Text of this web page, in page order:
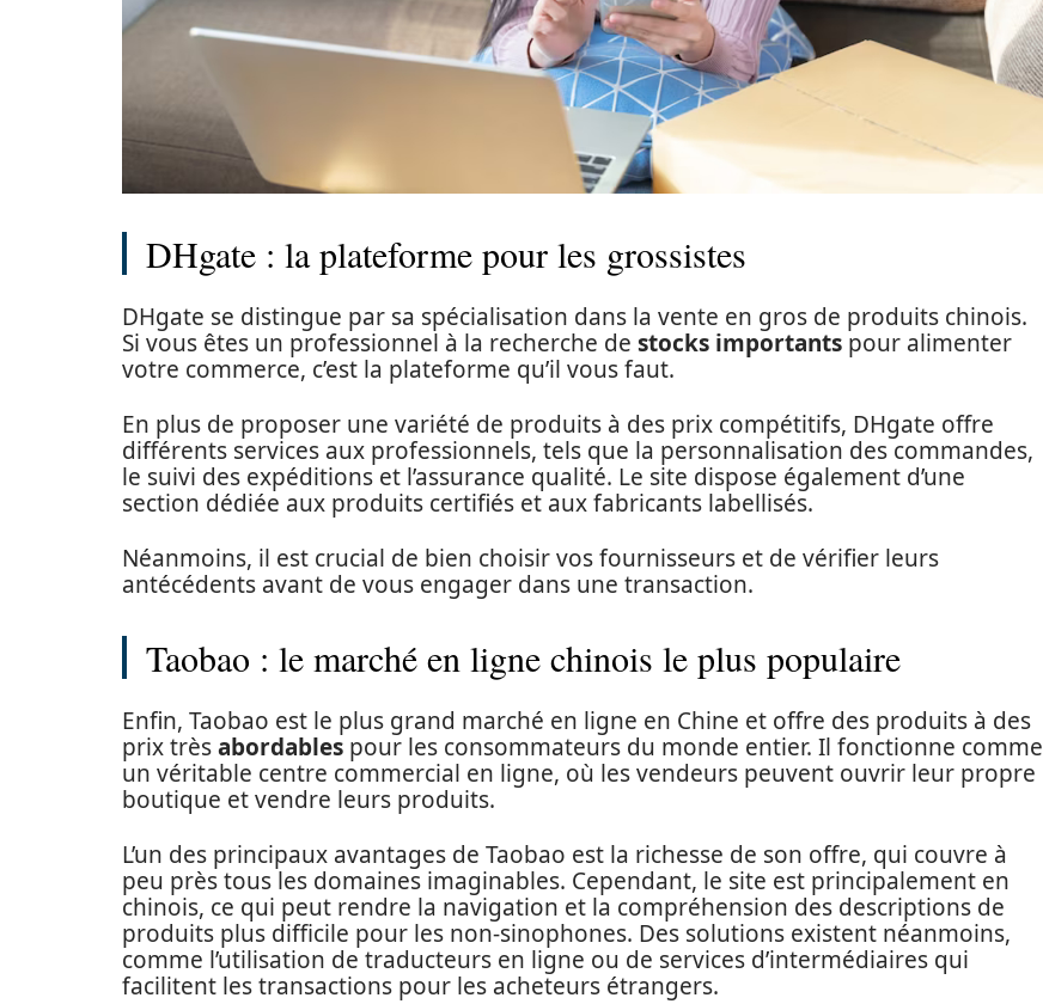
DHgate : la plateforme pour les grossistes
DHgate se distingue par sa spécialisation dans la vente en gros de produits chinois.
Si vous êtes un professionnel à la recherche de stocks importants pour alimenter
votre commerce, c’est la plateforme qu’il vous faut.
En plus de proposer une variété de produits à des prix compétitifs, DHgate offre
différents services aux professionnels, tels que la personnalisation des commandes,
le suivi des expéditions et l’assurance qualité. Le site dispose également d’une
section dédiée aux produits certifiés et aux fabricants labellisés.
Néanmoins, il est crucial de bien choisir vos fournisseurs et de vérifier leurs
antécédents avant de vous engager dans une transaction.
Taobao : le marché en ligne chinois le plus populaire
Enfin, Taobao est le plus grand marché en ligne en Chine et offre des produits à des
prix trèsabordables pour les consommateurs du monde entier. Il fonctionne comme
un véritable centre commercial en ligne, où les vendeurs peuvent ouvrir leur propre
boutique et vendre leurs produits.
L’un des principaux avantages de Taobao est la richesse de son offre, qui couvre à
peu près tous les domaines imaginables. Cependant, le site est principalement en
chinois, ce qui peut rendre la navigation et la compréhension des descriptions de
produits plus difficile pour les non-sinophones. Des solutions existent néanmoins,
comme l’utilisation de traducteurs en ligne ou de services d’intermédiaires qui
facilitent les transactions pour les acheteurs étrangers.